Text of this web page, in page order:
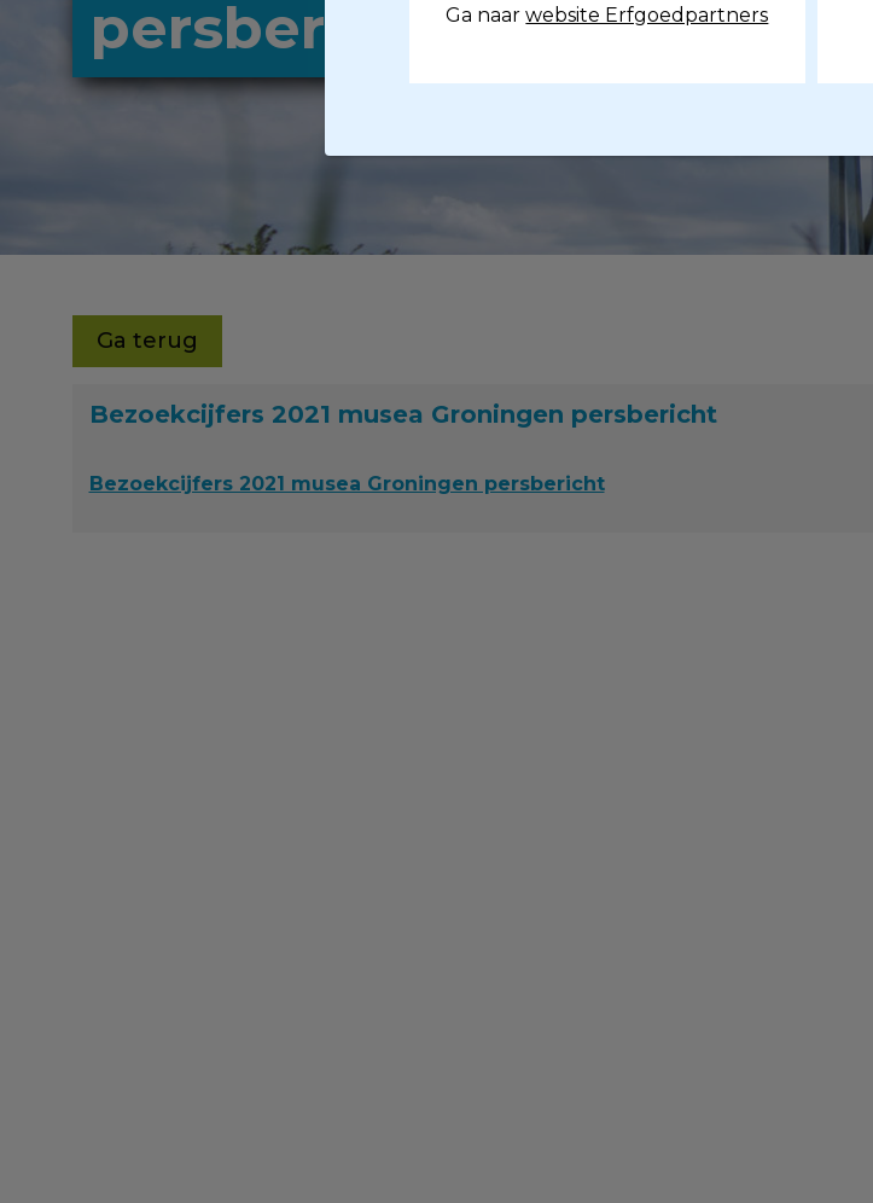
persbericht
Ga terug
Bezoekcijfers 2021 musea Groningen persbericht
Bezoekcijfers 2021 musea Groningen persbericht
Ga naarwebsite Erfgoedpartners